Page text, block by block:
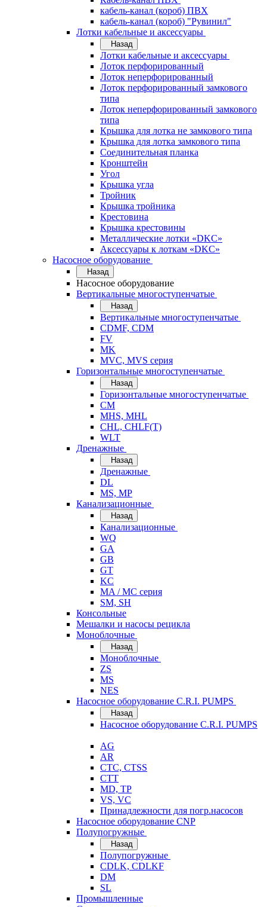
кабель-канал (короб) ПВХ
кабель-канал (короб) "Рувинил"
Лотки кабельные и аксессуары
Назад
Лотки кабельные и аксессуары
Лоток перфорированный
Лоток неперфорированный
Лоток перфорированный замкового
типа
Лоток неперфорированный замкового
типа
Крышка для лотка не замкового типа
Крышка для лотка замкового типа
Соединительная планка
Кронштейн
Угол
Крышка угла
Тройник
Крышка тройника
Крестовина
Крышка крестовины
Металлические лотки «DKC»
Аксессуары к лоткам «DKC»
Насосное оборудование
Назад
Насосное оборудование
Вертикальные многоступенчатые
Назад
Вертикальные многоступенчатые
CDMF, CDM
FV
MK
MVC, MVS серия
Горизонтальные многоступенчатые
Назад
Горизонтальные многоступенчатые
CM
MHS, MHL
CHL, CHLF(T)
WLT
Дренажные
Назад
Дренажные
DL
MS, MP
Канализационные
Назад
Канализационные
WQ
GA
GB
GT
KC
MA / MC серия
SM, SH
Консольные
Мешалки и насосы рецикла
Моноблочные
Назад
Моноблочные
ZS
MS
NES
Насосное оборудование C.R.I. PUMPS
Назад
Насосное оборудование C.R.I. PUMPS
AG
AR
CTC, CTSS
CTT
MD, TP
VS, VC
Принадлежности для погр.насосов
Насосное оборудование CNP
Полупогружные
Назад
Полупогружные
CDLK, CDLKF
DM
SL
Промышленные